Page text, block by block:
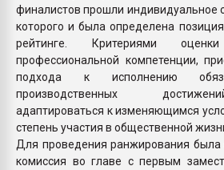
финалистов прошли индивидуальное
которого и была определена
рейтинге. Критериями
профессиональной компетенции,
подхода к исполнению
производственных
адаптироваться к изменяющимся
степень участия в общественной
Для проведения ранжирования была
комиссия во главе с первым